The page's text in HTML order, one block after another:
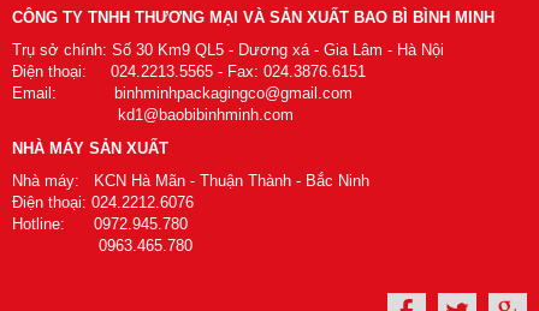
CÔNG TY TNHH THƯƠNG MẠI VÀ SẢN XUẤT BAO BÌ BÌNH MINH
Trụ sở chính: Số 30 Km9 QL5 - Dương xá - Gia Lâm - Hà Nội
Điện thoại: 024.2213.5565 - Fax: 024.3876.6151
Email: binhminhpackagingco@gmail.com
kd1@baobibinhminh.com
NHÀ MÁY SẢN XUẤT
Nhà máy: KCN Hà Mãn - Thuận Thành - Bắc Ninh
Điện thoại: 024.2212.6076
Hotline: 0972.945.780
0963.465.780